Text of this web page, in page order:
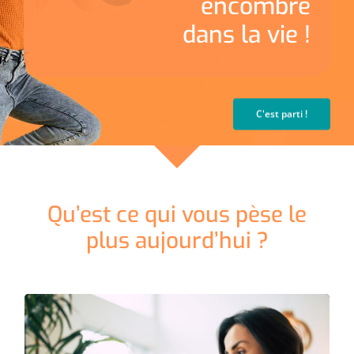
encombre
dans la vie !
C'est parti !
Qu’est ce qui vous pèse le
plus aujourd’hui ?
Je me sens fatigué.e et démotivé.é